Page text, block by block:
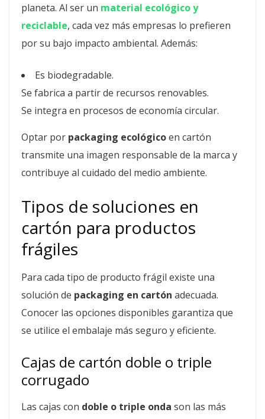
planeta. Al ser un material ecológico y
reciclable, cada vez más empresas lo prefieren
por su bajo impacto ambiental. Además:
Es biodegradable.
Se fabrica a partir de recursos renovables.
Se integra en procesos de economía circular.
Optar por packaging ecológicoen cartón
transmite una imagen responsable de la marca y
contribuye al cuidado del medio ambiente.
Tipos de soluciones en
cartón para productos
frágiles
Para cada tipo de producto frágil existe una
solución de packaging en cartón adecuada.
Conocer las opciones disponibles garantiza que
se utilice el embalaje más seguro y eficiente.
Cajas de cartón doble o triple
corrugado
Las cajas con doble o triple onda son las más